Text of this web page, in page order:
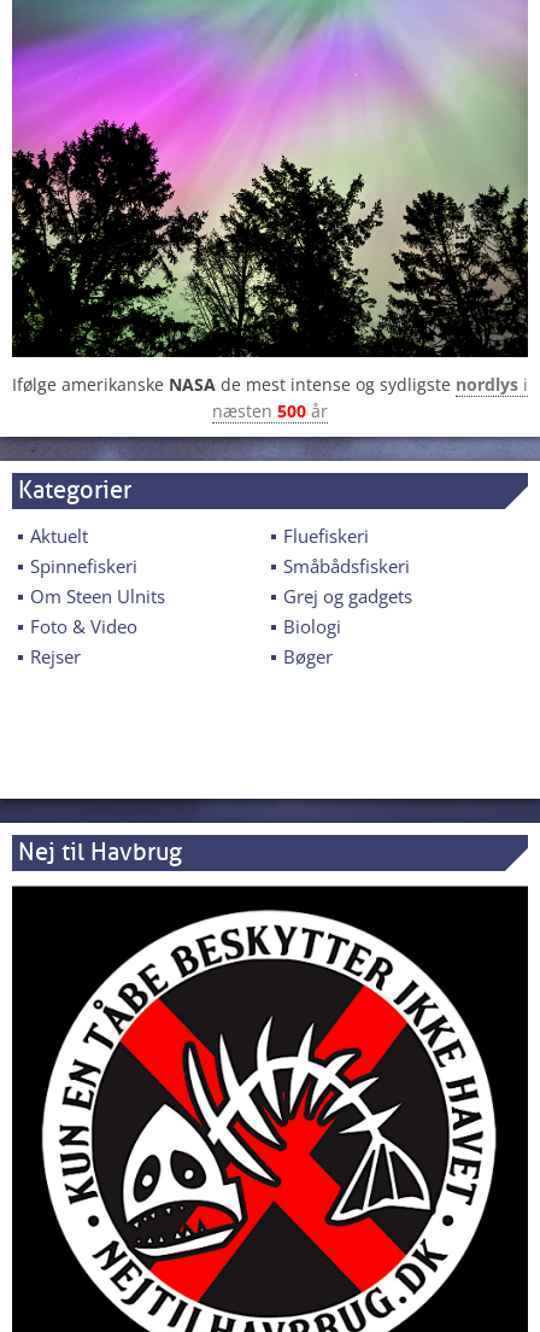
Ifølge amerikanske NASA de mest intense og sydligste nordlys i
næsten 500 år
Kategorier
Aktuelt
Fluefiskeri
Spinnefiskeri
Småbådsfiskeri
Om Steen Ulnits
Grej og gadgets
Foto & Video
Biologi
Rejser
Bøger
Nej til Havbrug